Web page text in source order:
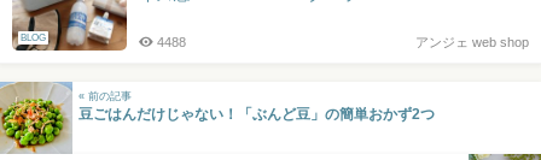
BLOG アンジェ web shop
4488
« 前の記事
豆ごはんだけじゃない！「ぶんど豆」の簡単おかず2つ